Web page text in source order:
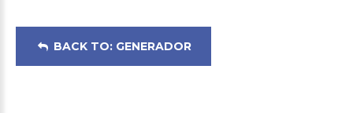
BACK TO: GENERADOR